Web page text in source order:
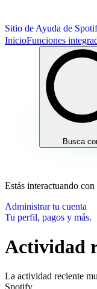
Sitio de Ayuda de
InicioFunciones
Busca
Estás interactuando
Administrar tu cuenta
Tu perfil, pagos y más.
Actividad
La actividad reciente